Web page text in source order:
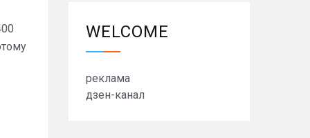
WELCOME
реклама
дзен-канал